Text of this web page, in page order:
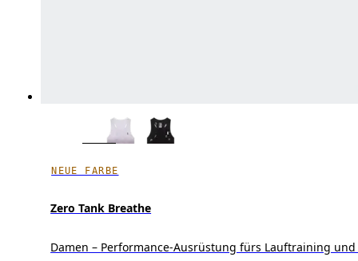
NEUE FARBE
Zero Tank Breathe
Damen – Performance-Ausrüstung fürs Lauftraining